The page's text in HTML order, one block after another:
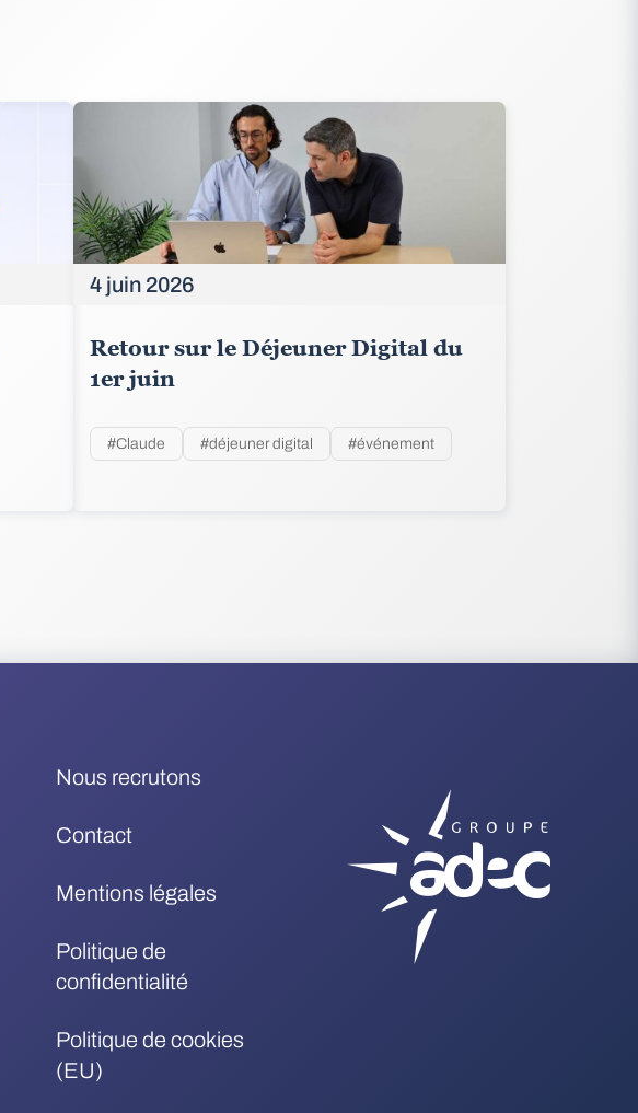
4 juin 2026
Retour sur le Déjeuner Digital du
1er juin
#Claude #déjeuner digital #événement
Nous recrutons
Contact
Mentions légales
Politique de
confidentialité
Politique de cookies
(EU)